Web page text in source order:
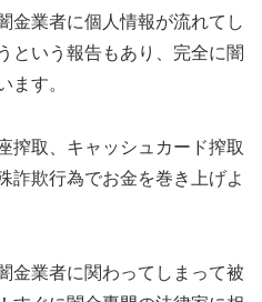
金業者に個人情報が流れてし
という報告もあり、完全に闇
ます。
搾取、キャッシュカード搾取
詐欺行為でお金を巻き上げよ
金業者に関わってしまって被